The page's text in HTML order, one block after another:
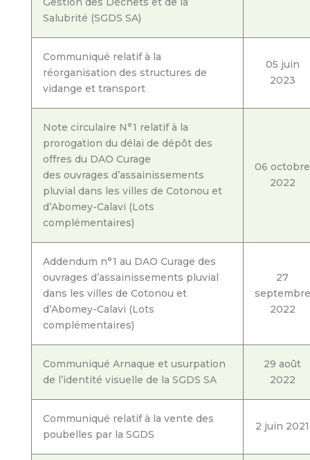
Salubrité (SGDS SA)
Communiqué relatif à la
réorganisation des structures de
vidange et transport
05 juin
2023
Note circulaire N°1 relatif à la
prorogation du délai de dépôt des
offres du DAO Curage
des ouvrages d’assainissements
pluvial dans les villes de Cotonou et
d’Abomey-Calavi (Lots
complémentaires)
06 octobre
2022
Addendum n°1 au DAO Curage des
ouvrages d’assainissements pluvial
dans les villes de Cotonou et
d’Abomey-Calavi (Lots
complémentaires)
27
septembre
2022
Communiqué Arnaque et usurpation
de l’identité visuelle de la SGDS SA
29 août
2022
Communiqué relatif à la vente des
poubelles par la SGDS
2 juin 2021